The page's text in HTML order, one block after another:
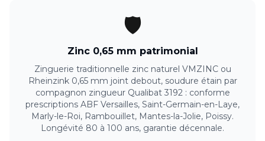
🛡️
Zinc 0,65 mm patrimonial
Zinguerie traditionnelle zinc naturel VMZINC ou
Rheinzink 0,65 mm joint debout, soudure étain par
compagnon zingueur Qualibat 3192 : conforme
prescriptions ABF Versailles, Saint-Germain-en-Laye,
Marly-le-Roi, Rambouillet, Mantes-la-Jolie, Poissy.
Longévité 80 à 100 ans, garantie décennale.